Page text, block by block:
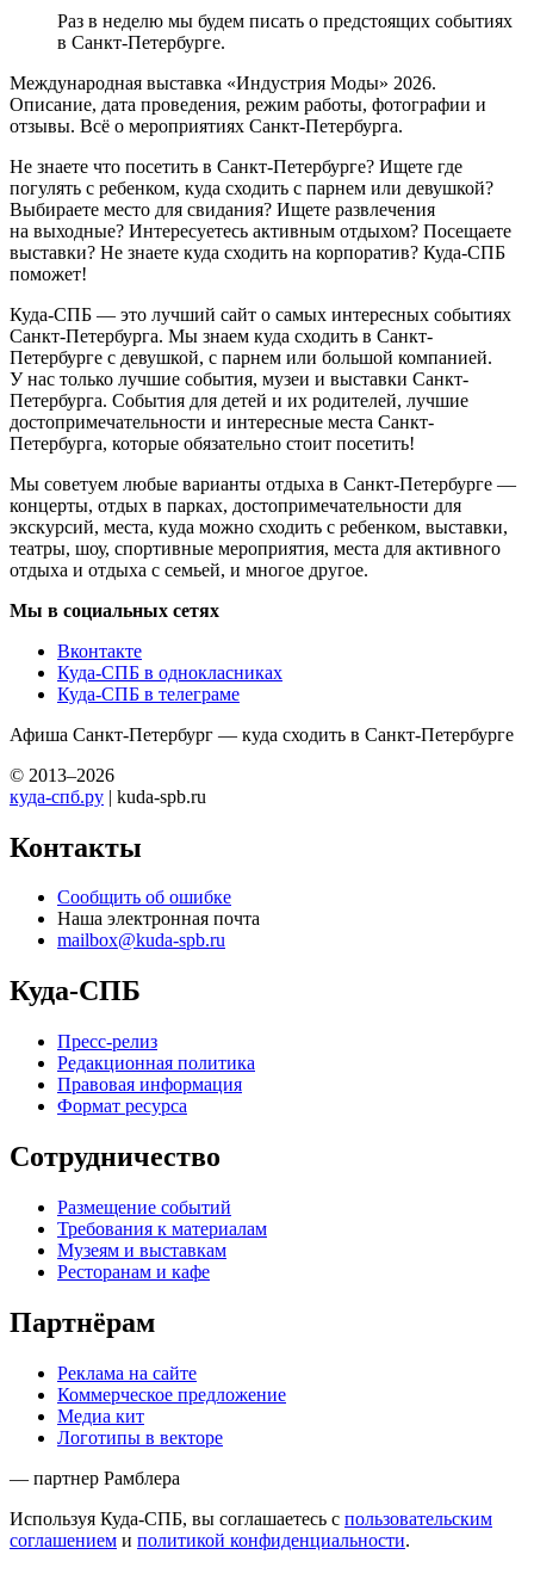
Раз в неделю мы будем писать о предстоящих событиях
в Санкт-Петербурге.
Международная выставка «Индустрия Моды» 2026.
Описание, дата проведения, режим работы, фотографии и
отзывы. Всё о мероприятиях Санкт-Петербурга.
Не знаете что посетить в Санкт-Петербурге? Ищете где
погулять с ребенком, куда сходить с парнем или девушкой?
Выбираете место для свидания? Ищете развлечения
на выходные? Интересуетесь активным отдыхом? Посещаете
выставки? Не знаете куда сходить на корпоратив? Куда-СПБ
поможет!
Куда-СПБ — это лучший сайт о самых интересных событиях
Санкт-Петербурга. Мы знаем куда сходить в Санкт-
Петербурге с девушкой, с парнем или большой компанией.
У нас только лучшие события, музеи и выставки Санкт-
Петербурга. События для детей и их родителей, лучшие
достопримечательности и интересные места Санкт-
Петербурга, которые обязательно стоит посетить!
Мы советуем любые варианты отдыха в Санкт-Петербурге —
концерты, отдых в парках, достопримечательности для
экскурсий, места, куда можно сходить с ребенком, выставки,
театры, шоу, спортивные мероприятия, места для активного
отдыха и отдыха с семьей, и многое другое.
Мы в социальных сетях
Вконтакте
Куда-СПБ в однокласниках
Куда-СПБ в телеграме
Афиша Санкт-Петербург — куда сходить в Санкт-Петербурге
© 2013–2026
куда-спб.ру | kuda-spb.ru
Контакты
Сообщить об ошибке
Наша электронная почта
mailbox@kuda-spb.ru
Куда-СПБ
Пресс-релиз
Редакционная политика
Правовая информация
Формат ресурса
Сотрудничество
Размещение событий
Требования к материалам
Музеям и выставкам
Ресторанам и кафе
Партнёрам
Реклама на сайте
Коммерческое предложение
Медиа кит
Логотипы в векторе
— партнер Рамблера
Используя Куда-СПБ, вы соглашаетесь с пользовательским
соглашением и политикой конфиденциальности.